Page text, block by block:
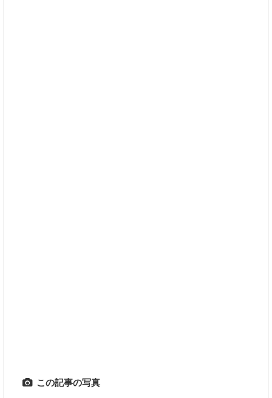
この記事の写真